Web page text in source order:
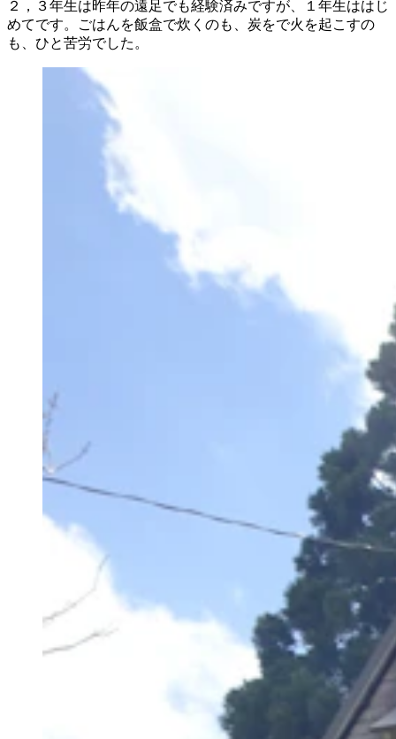
２，３年生は昨年の遠足でも経験済みですが、１年生ははじ
めてです。ごはんを飯盒で炊くのも、炭をで火を起こすの
も、ひと苦労でした。